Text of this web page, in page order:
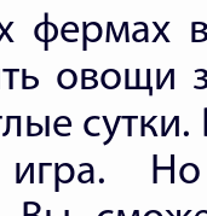
фермах
овощи
игра.